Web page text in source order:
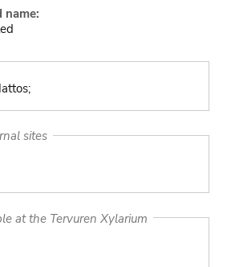
name:
sites
at the Tervuren Xylarium